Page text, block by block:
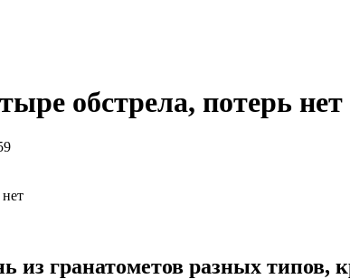
обстрела, потерь нет
из гранатометов разных типов,